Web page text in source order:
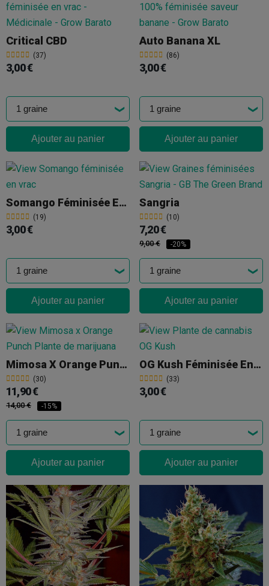
Critical CBD
(37)
3,00 €
Ajouter au panier
Auto Banana XL
(86)
3,00 €
Ajouter au panier
Somango Féminisée En Vrac
(19)
3,00 €
Ajouter au panier
Sangria
(10)
7,20 €
9,00 € -20%
Ajouter au panier
Mimosa X Orange Punch
(30)
11,90 €
14,00 € -15%
Ajouter au panier
OG Kush Féminisée En Vrac
(33)
3,00 €
Ajouter au panier